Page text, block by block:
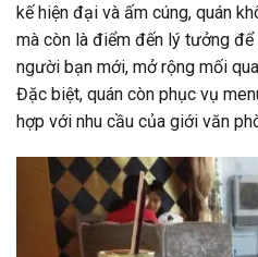
kế hiện đại và ấm cúng, quán
mà còn là điểm đến lý tưởng
người bạn mới, mở rộng mối
Đặc biệt, quán còn phục vụ
hợp với nhu cầu của giới văn